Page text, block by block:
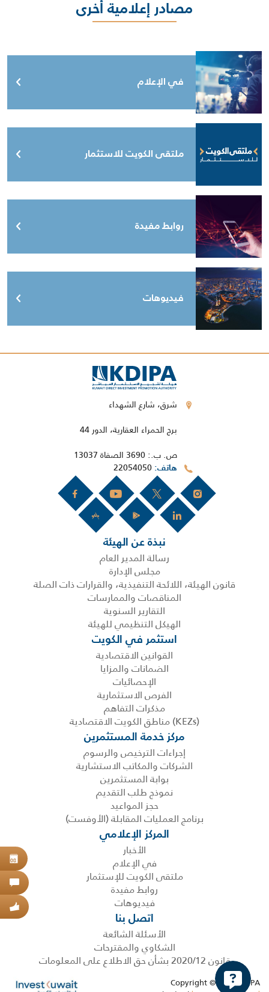
مصادر إعلامية أخرى
في الإعلام
ملتقى الكويت للاستثمار
روابط مفيدة
فيديوهات
شرق، شارع الشهداء
برج الحمراء العقارية، الدور 44
ص. ب.: 3690 الصفاة 13037
هاتف
نبذة عن الهيئة
رسالة المدير العام
مجلس الإدارة
قانون الهيئة، اللائحة التنفيذية، والقرارات ذات الصلة
المناقصات والممارسات
التقارير السنوية
الهيكل التنظيمي للهيئة
استثمر في الكويت
القوانين الاقتصادية
الضمانات والمزايا
الإحصائيات
الفرص الاستثمارية
مذكرات التفاهم
(KEZs) مناطق الكويت الاقتصادية
مركز خدمة المستثمرين
إجراءات الترخيص والرسوم
الشركات والمكاتب الاستشارية
بوابة المستثمرين
نموذج طلب التقديم
حجز المواعيد
برنامج العمليات المقابلة (الأوفست)
المركز الإعلامي
الأخبار
في الإعلام
ملتقى الكويت للإستثمار
روابط مفيدة
فيديوهات
اتصل بنا
الأسئلة الشائعة
الشكاوي والمقترحات
قانون 2020/12 بشأن حق الاطلاع على المعلومات
Copyright © 2026 KDIPA
08